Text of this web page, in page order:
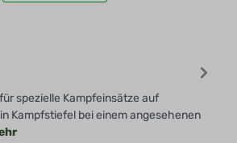
spezielle Kampfeinsätze auf
Kampfstiefel bei einem angesehenen